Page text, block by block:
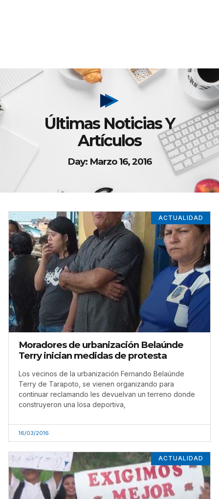
Últimas Noticias Y
Artículos
Day: Marzo 16, 2016
ACTUALIDAD
Moradores de urbanización Belaúnde
Terry inician medidas de protesta
Los vecinos de la urbanización Fernando Belaúnde
Terry de Tarapoto, se vienen organizando para
continuar reclamando les devuelvan un terreno donde
construyeron una losa deportiva,
16/03/2016
ACTUALIDAD